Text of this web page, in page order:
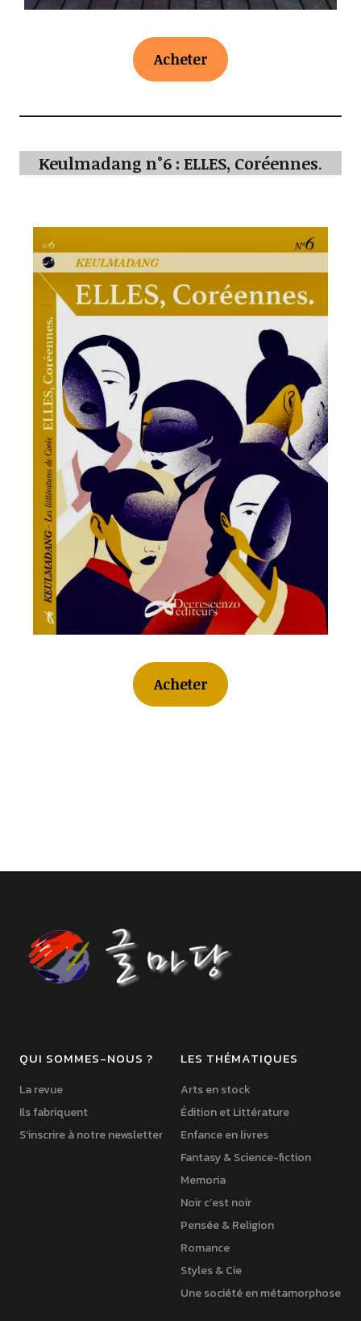
Acheter
Keulmadang n°6 : ELLES, Coréennes.
Acheter
QUI SOMMES-NOUS ?
La revue
Ils fabriquent
S’inscrire à notre newsletter
LES THÉMATIQUES
Arts en stock
Édition et Littérature
Enfance en livres
Fantasy & Science-fiction
Memoria
Noir c’est noir
Pensée & Religion
Romance
Styles & Cie
Une société en métamorphose